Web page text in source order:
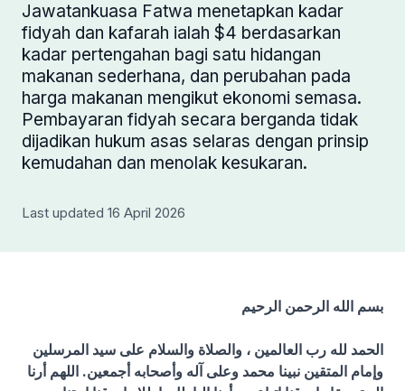
Jawatankuasa Fatwa menetapkan kadar
fidyah dan kafarah ialah $4 berdasarkan
kadar pertengahan bagi satu hidangan
makanan sederhana, dan perubahan pada
harga makanan mengikut ekonomi semasa.
Pembayaran fidyah secara berganda tidak
dijadikan hukum asas selaras dengan prinsip
kemudahan dan menolak kesukaran.
Last updated 16 April 2026
بسم الله الرحمن الرحيم
الحمد لله رب العالمين ، والصلاة والسلام على سيد المرسلين
وإمام المتقين نبينا محمد وعلى آله وأصحابه أجمعين. اللهم أرنا